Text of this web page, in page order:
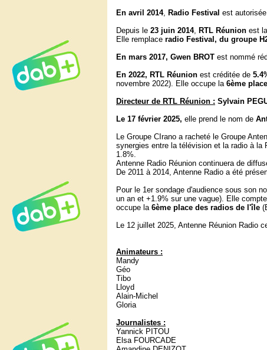
En avril 2014, Radio Festival est
Depuis le 23 juin 2014, RTL Réunion est
Elle remplace radio Festival, du groupe
En mars 2017, Gwen BROT est nommé
En 2022, RTL Réunion est créditée de
novembre 2022). Elle occupe la6ème
Directeur de RTL Réunion : Sylvain
Le 17 février 2025, elle prend le nom de
Le Groupe CIrano a racheté le Groupe
synergies entre la télévision et la radio à la
1.8%.
Antenne Radio Réunion continuera de
De 2011 à 2014, Antenne Radio a été
Pour le 1er sondage d'audience sous son
un an et +1.9% sur une vague). Elle
occupe la 6ème place des radios de l'île
Le 12 juillet 2025, Antenne Réunion Radio
Animateurs :
Mandy
Géo
Tibo
Lloyd
Alain-Michel
Gloria
Journalistes :
Yannick PITOU
Elsa FOURCADE